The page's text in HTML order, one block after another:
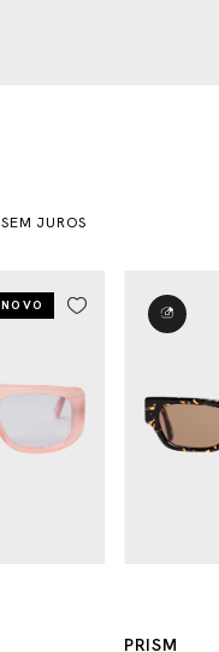
SEM JUROS
NOVO
PRISM